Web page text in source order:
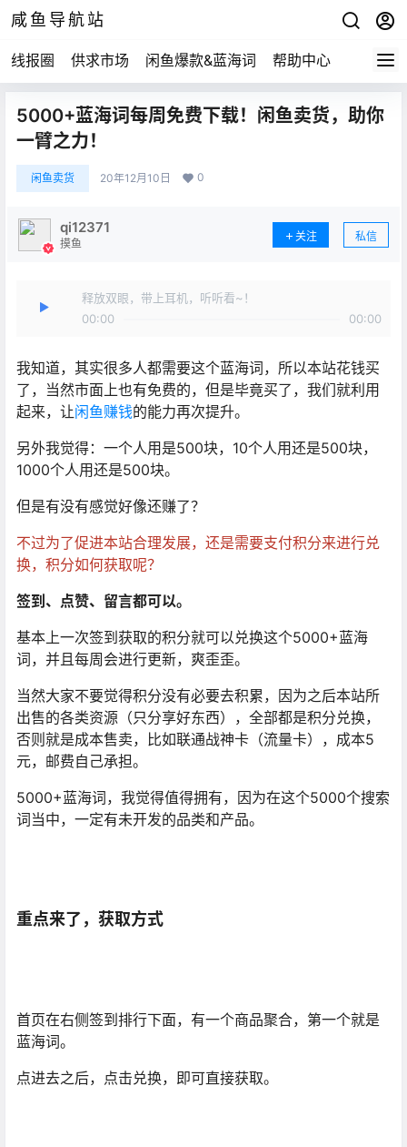
咸鱼导航站
线报圈 供求市场 闲鱼爆款&蓝海词 帮助中心
5000+蓝海词每周免费下载！闲鱼卖货，助你
一臂之力！
闲鱼卖货 20年12月10日 0
qi12371
摸鱼
关注 私信
释放双眼，带上耳机，听听看~！
00:00
00:00
我知道，其实很多人都需要这个蓝海词，所以本站花钱买
了，当然市面上也有免费的，但是毕竟买了，我们就利用
起来，让闲鱼赚钱的能力再次提升。
另外我觉得：一个人用是500块，10个人用还是500块，
1000个人用还是500块。
但是有没有感觉好像还赚了？
不过为了促进本站合理发展，还是需要支付积分来进行兑
换，积分如何获取呢？
签到、点赞、留言都可以。
基本上一次签到获取的积分就可以兑换这个5000+蓝海
词，并且每周会进行更新，爽歪歪。
当然大家不要觉得积分没有必要去积累，因为之后本站所
出售的各类资源（只分享好东西），全部都是积分兑换，
否则就是成本售卖，比如联通战神卡（流量卡），成本5
元，邮费自己承担。
5000+蓝海词，我觉得值得拥有，因为在这个5000个搜索
词当中，一定有未开发的品类和产品。
重点来了，获取方式
首页在右侧签到排行下面，有一个商品聚合，第一个就是
蓝海词。
点进去之后，点击兑换，即可直接获取。